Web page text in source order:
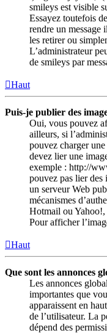
smileys est visible
Essayez toutefois
rendre un message
les retirer ou
L’administrateur
de smileys par
Haut
Puis-je publier des
Oui, vous pouvez
ailleurs, si
pouvez charger
devez lier une
exemple : http://
pouvez pas lier des
un serveur Web
mécanismes
Hotmail ou Yahoo!,
Pour afficher
Haut
Que sont les annonces
Les annonces
importantes que
apparaissent en
de l’utilisateur. La
dépend des